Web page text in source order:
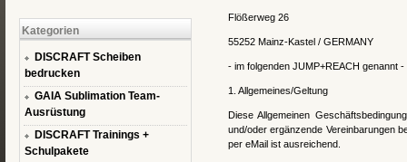
Kategorien
DISCRAFT Scheiben
bedrucken
GAIA Sublimation Team-
Ausrüstung
DISCRAFT Trainings +
Schulpakete
Flößerweg 26
55252 Mainz-Kastel/ GERMANY
- im folgenden JUMP+REACH genannt -
1. Allgemeines/Geltung
Diese Allgemeinen
und/oder ergänzende Vereinbarungen
per eMail ist ausreichend.